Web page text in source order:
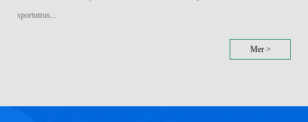
sportutrus...
Mer >